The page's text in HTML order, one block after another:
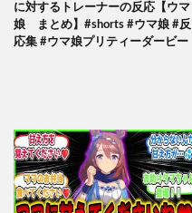
に対するトレーナーの反応【ウマ
娘 まとめ】#shorts #ウマ娘 #反
応集 #ウマ娘プリティーダービー